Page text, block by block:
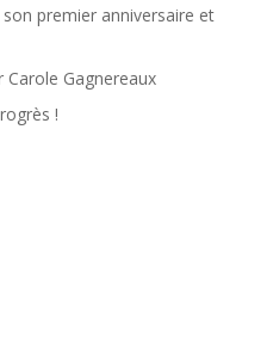
premier anniversaire et
Carole Gagnereaux
!